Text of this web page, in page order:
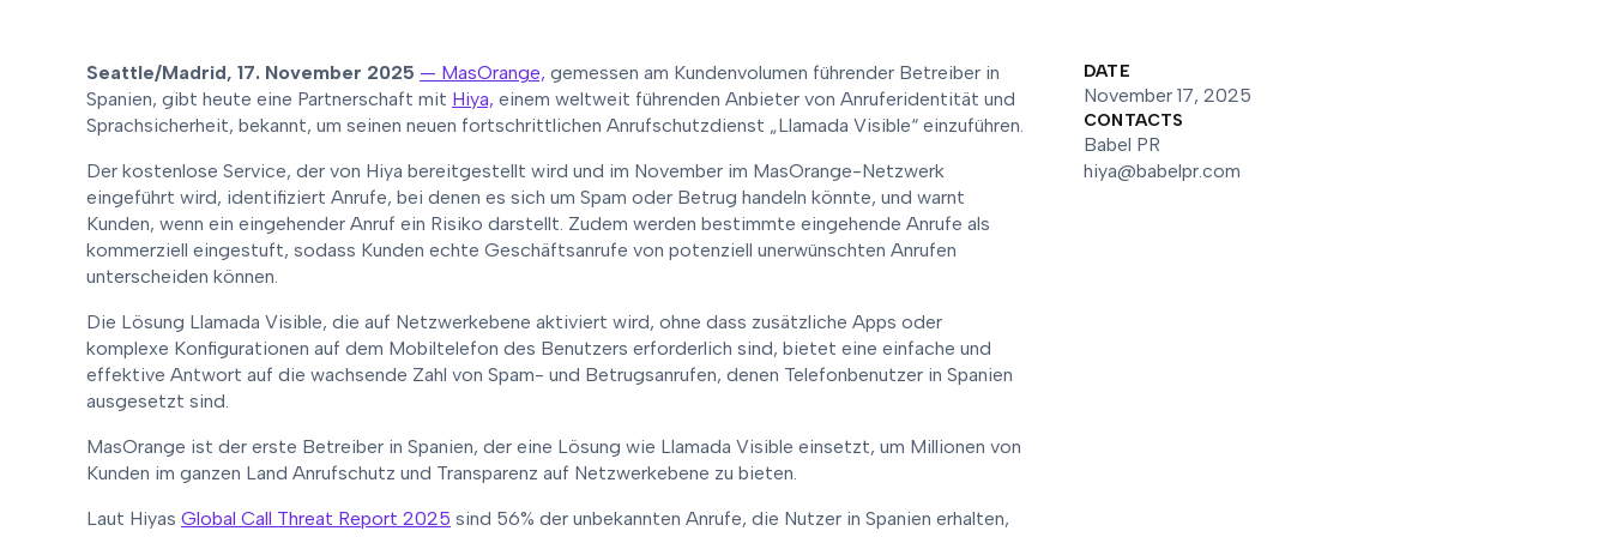
Seattle/Madrid, 17. November 2025 — MasOrange, gemessen am Kundenvolumen führender Betreiber in
Spanien, gibt heute eine Partnerschaft mit Hiya, einem weltweit führenden Anbieter von Anruferidentität und
Sprachsicherheit, bekannt, um seinen neuen fortschrittlichen Anrufschutzdienst „Llamada Visible“ einzuführen.
Der kostenlose Service, der von Hiya bereitgestellt wird und im November im MasOrange-Netzwerk
eingeführt wird, identifiziert Anrufe, bei denen es sich um Spam oder Betrug handeln könnte, und warnt
Kunden, wenn ein eingehender Anruf ein Risiko darstellt. Zudem werden bestimmte eingehende Anrufe als
kommerziell eingestuft, sodass Kunden echte Geschäftsanrufe von potenziell unerwünschten Anrufen
unterscheiden können.
Die Lösung Llamada Visible, die auf Netzwerkebene aktiviert wird, ohne dass zusätzliche Apps oder
komplexe Konfigurationen auf dem Mobiltelefon des Benutzers erforderlich sind, bietet eine einfache und
effektive Antwort auf die wachsende Zahl von Spam- und Betrugsanrufen, denen Telefonbenutzer in Spanien
ausgesetzt sind.
MasOrange ist der erste Betreiber in Spanien, der eine Lösung wie Llamada Visible einsetzt, um Millionen von
Kunden im ganzen Land Anrufschutz und Transparenz auf Netzwerkebene zu bieten.
Laut Hiyas Global Call Threat Report 2025 sind 56% der unbekannten Anrufe, die Nutzer in Spanien erhalten,
DATE
November 17, 2025
CONTACTS
Babel PR
hiya@babelpr.com